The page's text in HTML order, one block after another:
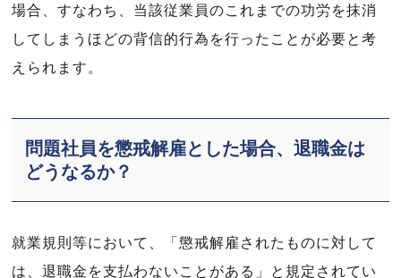
場合、すなわち、当該従業員のこれまでの功労を抹消
してしまうほどの背信的行為を行ったことが必要と考
えられます。
問題社員を懲戒解雇とした場合、退職金は
どうなるか？
就業規則等において、「懲戒解雇されたものに対して
は、退職金を支払わないことがある」と規定されてい